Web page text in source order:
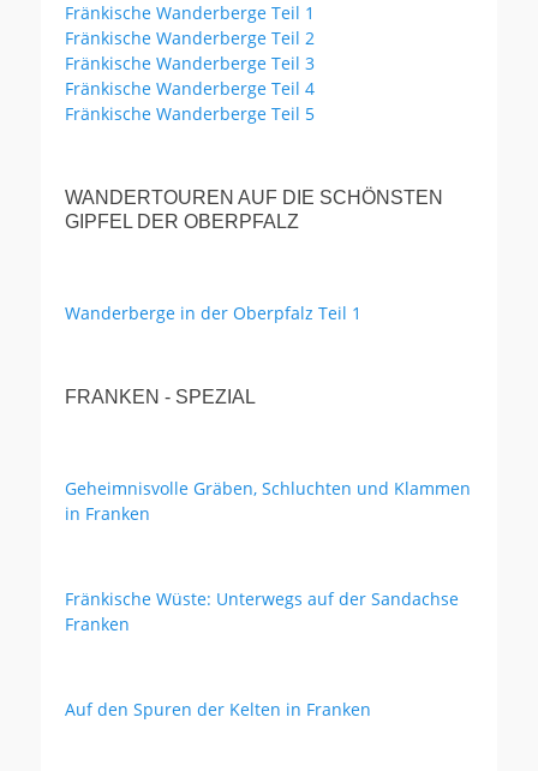
Fränkische Wanderberge Teil 1
Fränkische Wanderberge Teil 2
Fränkische Wanderberge Teil 3
Fränkische Wanderberge Teil 4
Fränkische Wanderberge Teil 5
WANDERTOUREN AUF DIE SCHÖNSTEN
GIPFEL DER OBERPFALZ
Wanderberge in der Oberpfalz Teil 1
FRANKEN - SPEZIAL
Geheimnisvolle Gräben, Schluchten und Klammen
in Franken
Fränkische Wüste: Unterwegs auf der Sandachse
Franken
Auf den Spuren der Kelten in Franken